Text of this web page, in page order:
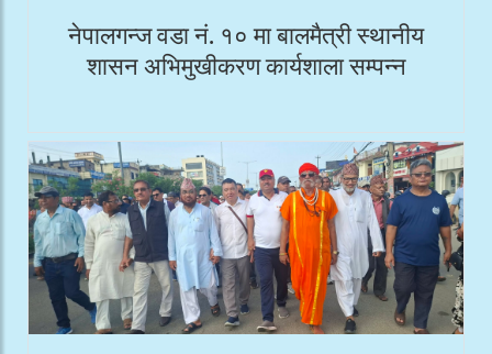
नेपालगन्ज वडा नं. १० मा बालमैत्री स्थानीय
शासन अभिमुखीकरण कार्यशाला सम्पन्न